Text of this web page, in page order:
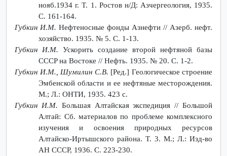
нояб.1934 г. Т. 1. Ростов н/Д: Азчергеология, 1935.
С. 161-164.
Губкин И.М. Нефтеносные фонды Азнефти // Азерб. нефт.
хозяйство. 1935. № 5. С. 1-13.
Губкин И.М. Ускорить создание второй нефтяной базы
СССP на Востоке // Нефть. 1935. № 20. С. 1-2.
Губкин И.М., Шумилин С.В. [Ред.] Геологическое строение
Эмбенской области и ее нефтяные месторождения.
М.; Л.: ОНТИ, 1935. 423 с.
Губкин И.М. Большая Алтайская экспедиция // Большой
Алтай: Сб. материалов по проблеме комплексного
изучения и освоения природных ресурсов
Алтайско-Иртышского района. Т. 3. М.; Л.: Изд-во
АН СССР, 1936. С. 223-230.